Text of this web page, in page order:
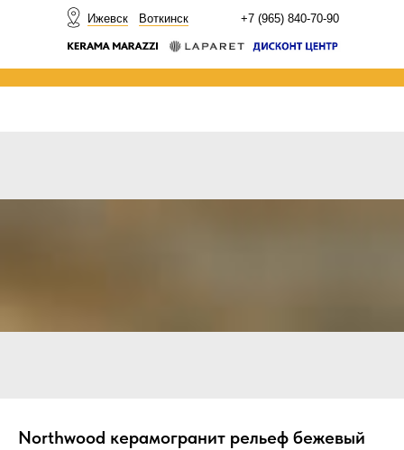
+7 (965) 840-70-90
Ижевск Воткинск
Northwood керамогранит рельеф бежевый